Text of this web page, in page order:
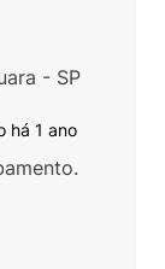
há 1 ano
- SP